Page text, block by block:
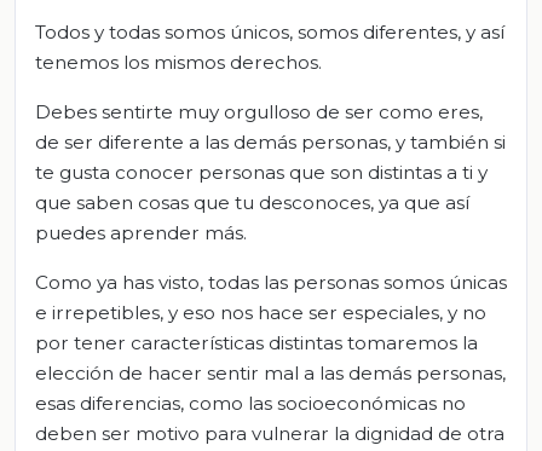
Todos y todas somos únicos, somos diferentes, y así
tenemos los mismos derechos.
Debes sentirte muy orgulloso de ser como eres,
de ser diferente a las demás personas, y también si
te gusta conocer personas que son distintas a ti y
que saben cosas que tu desconoces, ya que así
puedes aprender más.
Como ya has visto, todas las personas somos únicas
e irrepetibles, y eso nos hace ser especiales, y no
por tener características distintas tomaremos la
elección de hacer sentir mal a las demás personas,
esas diferencias, como las socioeconómicas no
deben ser motivo para vulnerar la dignidad de otra